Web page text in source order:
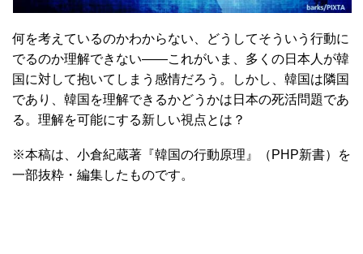
何を考えているのかわからない、どうしてそういう行動に
でるのか理解できない――これがいま、多くの日本人が韓
国に対して抱いてしまう感情だろう。しかし、韓国は隣国
であり、韓国を理解できるかどうかは日本の死活問題であ
る。理解を可能にする新しい視点とは？
※本稿は、小倉紀蔵著『韓国の行動原理』（PHP新書）を
一部抜粋・編集したものです。